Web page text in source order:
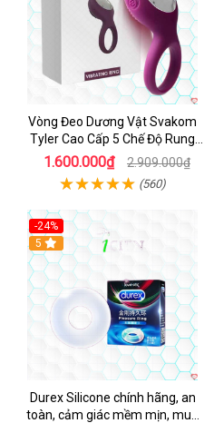
Vòng Đeo Dương Vật Svakom
Tyler Cao Cấp 5 Chế Độ Rung
Mạnh Mẽ Kích Thích Điểm G
1.600.000₫ 2.909.000₫
(560)
-24%
5
Durex Silicone chính hãng, an
toàn, cảm giác mềm mịn, mua